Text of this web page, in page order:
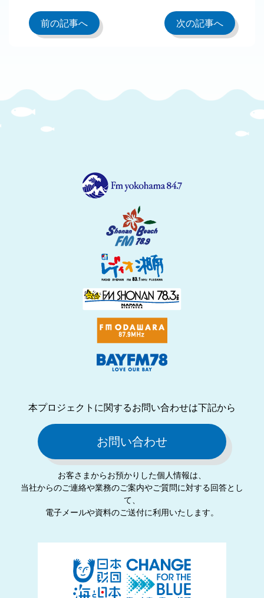
前の記事へ 次の記事へ
本プロジェクトに関するお問い合わせは下記から
お問い合わせ
お客さまからお預かりした個⼈情報は、
当社からのご連絡や業務のご案内やご質問に対する回答とし
て、
電⼦メールや資料のご送付に利⽤いたします。